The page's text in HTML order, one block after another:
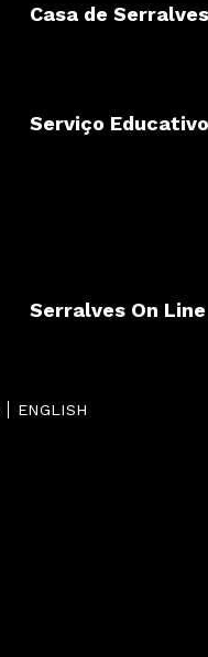
Casa de Serralves
Serviço Educativo
Serralves On
ENGLISH